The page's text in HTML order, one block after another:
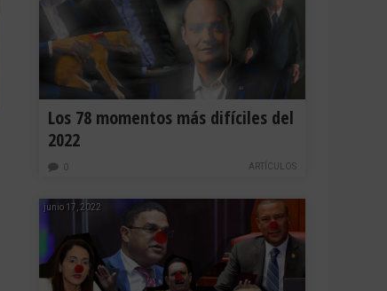
Los 78 momentos más difíciles del
2022
ARTÍCULOS
0
junio 17, 2022